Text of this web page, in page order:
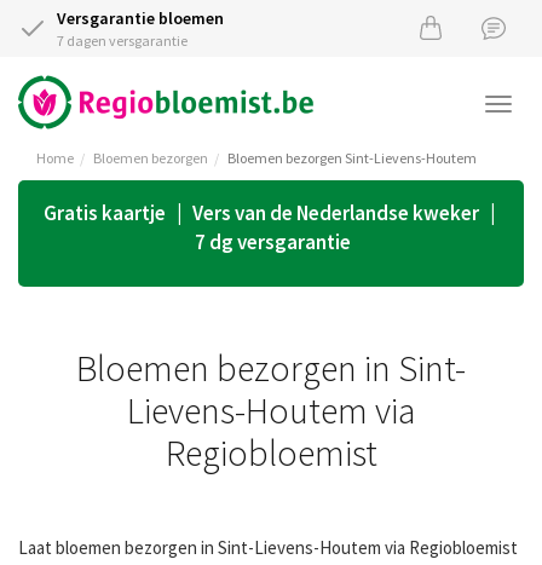
Versgarantie bloemen
7 dagen versgarantie
Home Bloemen bezorgen Bloemen bezorgen Sint-Lievens-Houtem
Gratis kaartje | Vers van de Nederlandse kweker |
7 dg versgarantie
Bloemen bezorgen in Sint-
Lievens-Houtem via
Regiobloemist
Laat bloemen bezorgen in Sint-Lievens-Houtem via Regiobloemist